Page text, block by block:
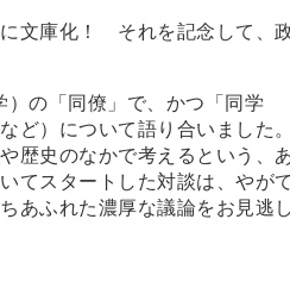
に文庫化！ それを記念して、
の「同僚」で、かつ「同学
など）について語り合いました
歴史のなかで考えるという、
てスタートした対談は、やが
あふれた濃厚な議論をお見逃